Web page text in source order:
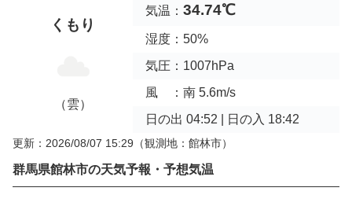
くもり
（雲）
気温： 34.74℃
湿度：50%
気圧：1007hPa
風 ：南 5.6m/s
日の出 04:52 | 日の入 18:42
更新：2026/08/07 15:29 （観測地：館林市）
群馬県館林市の天気予報・予想気温